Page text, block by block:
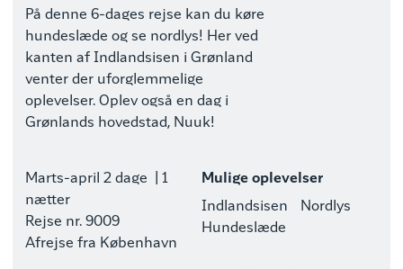
På denne 6-dages rejse kan du køre
hundeslæde og se nordlys! Her ved
kanten af Indlandsisen i Grønland
venter der uforglemmelige
oplevelser. Oplev også en dag i
Grønlands hovedstad, Nuuk!
Marts-april 2 dage
| 1
nætter
Rejse nr. 9009
Afrejse fra København
Mulige oplevelser
Indlandsisen
Nordlys
Hundeslæde